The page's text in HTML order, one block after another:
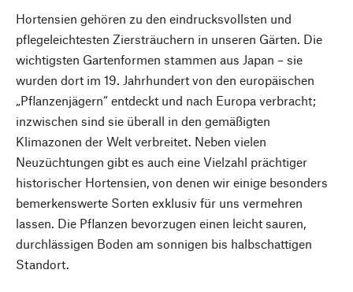
Hortensien gehören zu den eindrucks­vollsten und
pflegeleichtesten Ziersträuchern in unseren Gärten. Die
wichtigsten Gartenformen stammen aus ­Japan – sie
wurden dort im 19. Jahrhundert von den europäischen
„Pflanzenjägern“ entdeckt und nach Europa verbracht;
inzwischen sind sie überall in den gemäßigten
Klimazonen der Welt verbreitet. Neben vielen
Neuzüchtungen gibt es auch eine Vielzahl prächtiger
historischer Hortensien, von denen wir einige besonders
bemerkenswerte Sorten exklusiv für uns vermehren
lassen. Die Pflanzen bevorzugen einen leicht sauren,
durchlässigen Boden am sonnigen bis halbschattigen
Standort.